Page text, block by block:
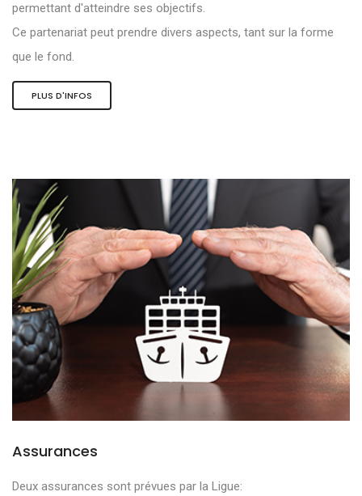
permettant d'atteindre ses objectifs.
Ce partenariat peut prendre divers aspects, tant sur la forme
que le fond.
PLUS D'INFOS
Assurances
Deux assurances sont prévues par la Ligue: